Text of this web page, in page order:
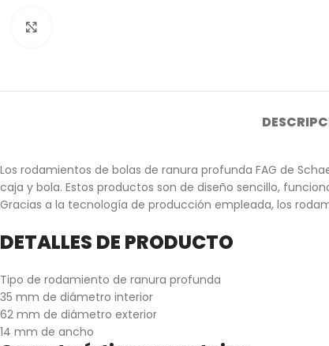
Los rodamientos de bolas de ranura profunda FAG de
caja y bola. Estos productos son de diseño sencillo,
Gracias a la tecnología de producción empleada, los
DETALLES DE PRODUCTO
Tipo de rodamiento de ranura profunda
35 mm de diámetro interior
62 mm de diámetro exterior
14 mm de ancho